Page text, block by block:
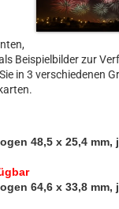
Beispielbilder zur
in 3 verschiedenen
48,5 x 25,4 mm,
64,6 x 33,8 mm,